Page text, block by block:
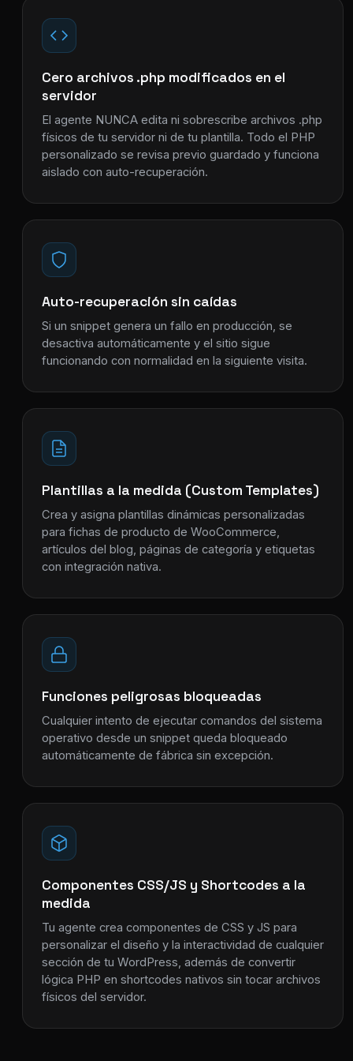
Cero archivos .php modificados en el
servidor
El agente NUNCA edita ni sobrescribe archivos .php
físicos de tu servidor ni de tu plantilla. Todo el PHP
personalizado se revisa previo guardado y funciona
aislado con auto-recuperación.
Auto-recuperación sin caídas
Si un snippet genera un fallo en producción, se
desactiva automáticamente y el sitio sigue
funcionando con normalidad en la siguiente visita.
Plantillas a la medida (Custom Templates)
Crea y asigna plantillas dinámicas personalizadas
para fichas de producto de WooCommerce,
artículos del blog, páginas de categoría y etiquetas
con integración nativa.
Funciones peligrosas bloqueadas
Cualquier intento de ejecutar comandos del sistema
operativo desde un snippet queda bloqueado
automáticamente de fábrica sin excepción.
Componentes CSS/JS y Shortcodes a la
medida
Tu agente crea componentes de CSS y JS para
personalizar el diseño y la interactividad de cualquier
sección de tu WordPress, además de convertir
lógica PHP en shortcodes nativos sin tocar archivos
físicos del servidor.